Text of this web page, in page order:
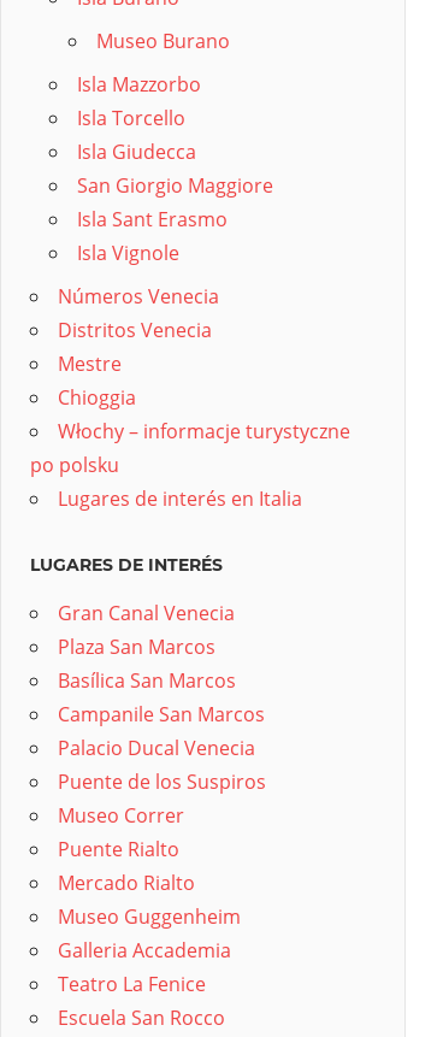
Museo Burano
Isla Mazzorbo
Isla Torcello
Isla Giudecca
San Giorgio Maggiore
Isla Sant Erasmo
Isla Vignole
Números Venecia
Distritos Venecia
Mestre
Chioggia
Włochy – informacje turystyczne
po polsku
Lugares de interés en Italia
LUGARES DE INTERÉS
Gran Canal Venecia
Plaza San Marcos
Basílica San Marcos
Campanile San Marcos
Palacio Ducal Venecia
Puente de los Suspiros
Museo Correr
Puente Rialto
Mercado Rialto
Museo Guggenheim
Galleria Accademia
Teatro La Fenice
Escuela San Rocco